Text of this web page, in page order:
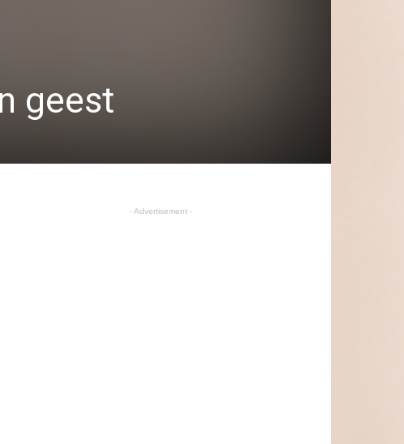
geest
- Advertisement -